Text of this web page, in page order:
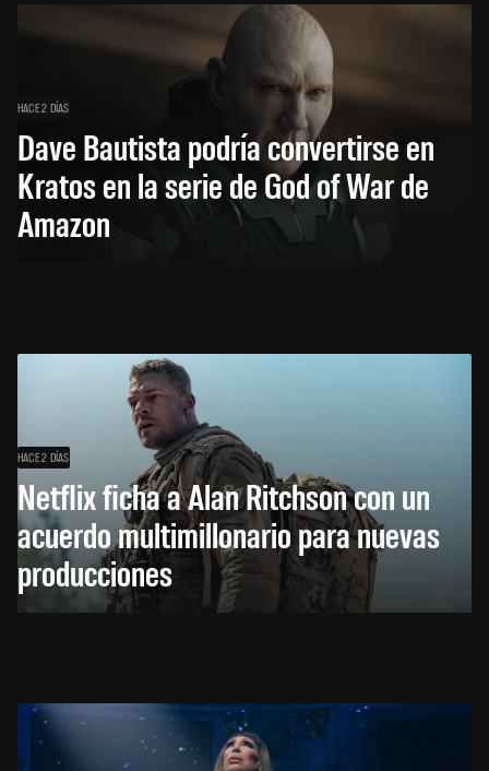
HACE 2 DÍAS
Dave Bautista podría convertirse en
Kratos en la serie de God of War de
Amazon
HACE 2 DÍAS
Netflix ficha a Alan Ritchson con un
acuerdo multimillonario para nuevas
producciones